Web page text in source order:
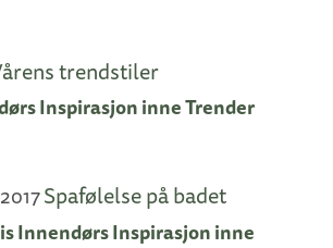
trendstiler
Inspirasjon inneTrender
Spafølelse på badet
InnendørsInspirasjon inne